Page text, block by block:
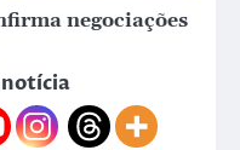
negociações